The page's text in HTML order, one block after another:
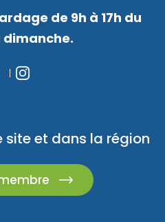
de 9h à 17h du
dimanche.
site et dans la région